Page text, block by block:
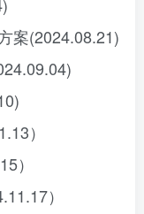
案(2024.08.21)
）
）
）